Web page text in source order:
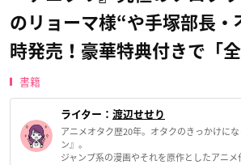
のリョーマ様“や手塚部長・
時発売！豪華特典付きで「
書籍
ライター： 渡辺せせり
アニメオタク歴20年。オタクのきっかけに
ン』。
ジャンプ系の漫画やそれを原作としたアニメ